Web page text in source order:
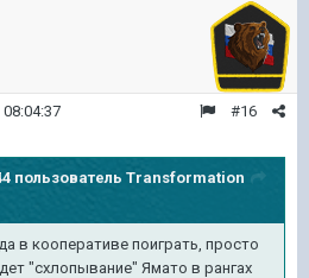
#16
пользователь Transformation
в кооперативе поиграть, просто
"схлопывание" Ямато в рангах